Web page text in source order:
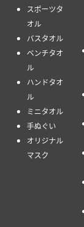
スポーツタ
オル
バスタオル
ベンチタオ
ル
ハンドタオ
ル
ミニタオル
手ぬぐい
オリジナル
マスク